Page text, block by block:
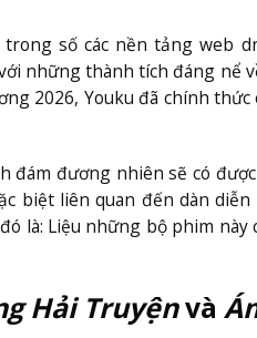
số các nền tảng web
những thành tích đáng nể
2026, Youku đã chính
đương nhiên sẽ có
biệt liên quan đến dàn diễn
là: Liệu những bộ phim này
Hải Truyệnvà